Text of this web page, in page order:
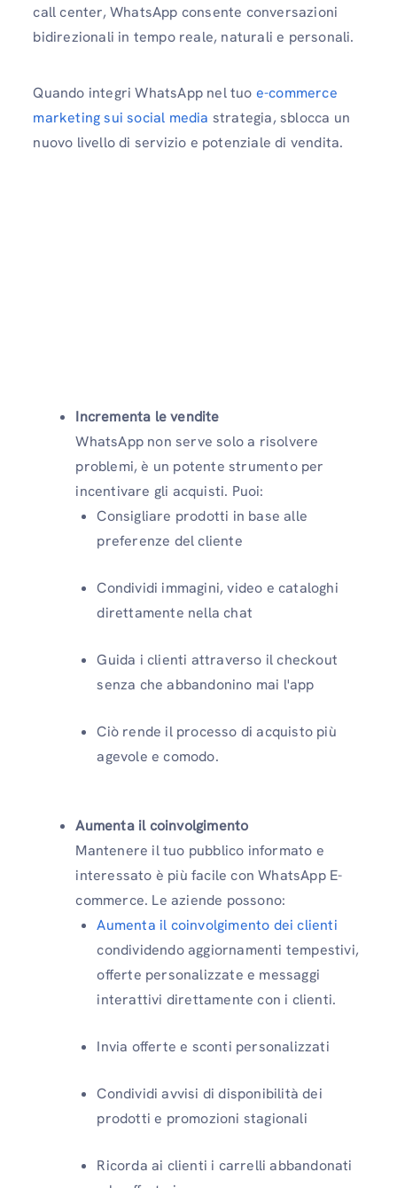
call center, WhatsApp consente conversazioni
bidirezionali in tempo reale, naturali e personali.
Quando integri WhatsApp nel tuo e-commerce
marketing sui social media strategia, sblocca un
nuovo livello di servizio e potenziale di vendita.
Incrementa le vendite
WhatsApp non serve solo a risolvere
problemi, è un potente strumento per
incentivare gli acquisti. Puoi:
Consigliare prodotti in base alle
preferenze del cliente
Condividi immagini, video e cataloghi
direttamente nella chat
Guida i clienti attraverso il checkout
senza che abbandonino mai l'app
Ciò rende il processo di acquisto più
agevole e comodo.
Aumenta il coinvolgimento
Mantenere il tuo pubblico informato e
interessato è più facile con WhatsApp E-
commerce. Le aziende possono:
Aumenta il coinvolgimento dei clienti
condividendo aggiornamenti tempestivi,
offerte personalizzate e messaggi
interattivi direttamente con i clienti.
Invia offerte e sconti personalizzati
Condividi avvisi di disponibilità dei
prodotti e promozioni stagionali
Ricorda ai clienti i carrelli abbandonati